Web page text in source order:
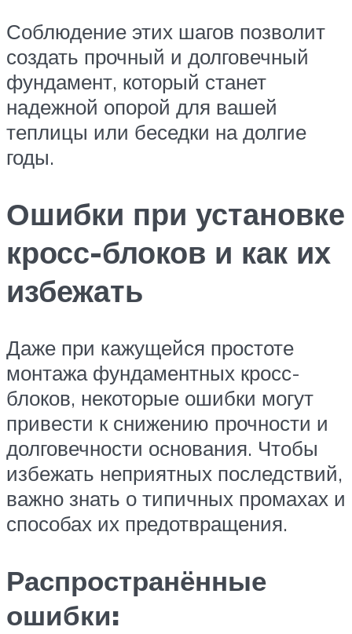
Соблюдение этих шагов позволит
создать прочный и долговечный
фундамент, который станет
надежной опорой для вашей
теплицы или беседки на долгие
годы.
Ошибки при установке
кросс-блоков и как их
избежать
Даже при кажущейся простоте
монтажа фундаментных кросс-
блоков, некоторые ошибки могут
привести к снижению прочности и
долговечности основания. Чтобы
избежать неприятных последствий,
важно знать о типичных промахах и
способах их предотвращения.
Распространённые
ошибки: